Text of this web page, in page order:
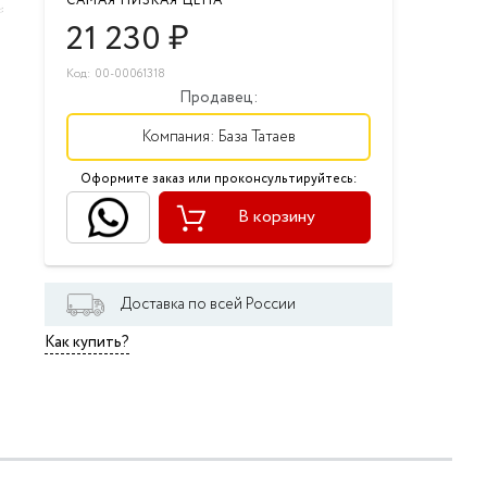
21 230₽
Код: 00-00061318
Продавец:
Компания: База Татаев
Оформите заказ или проконсультируйтесь:
В корзину
Доставка по всей России
Как купить?